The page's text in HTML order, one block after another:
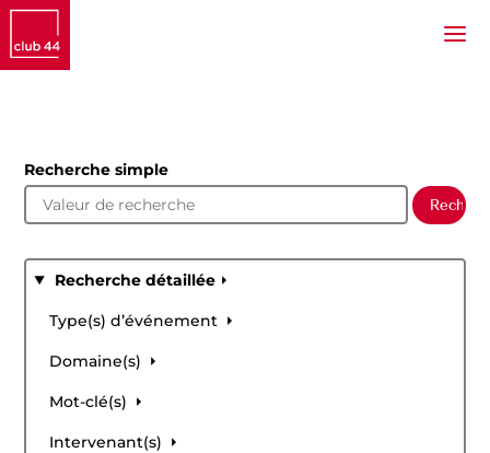
Recherche simple
Recherche détaillée
Type(s) d’événement
Domaine(s)
Mot-clé(s)
Intervenant(s)